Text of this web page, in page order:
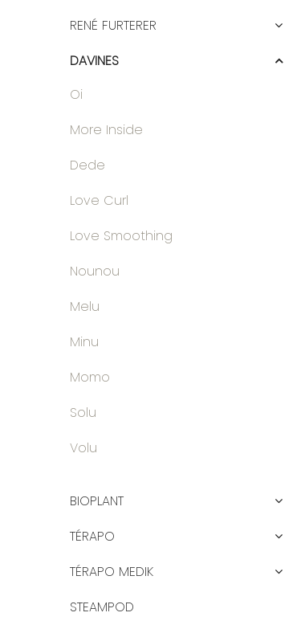
RENÉ FURTERER
DAVINES
Oi
More Inside
Dede
Love Curl
Love Smoothing
Nounou
Melu
Minu
Momo
Solu
Volu
BIOPLANT
TÉRAPO
TÉRAPO MEDIK
STEAMPOD